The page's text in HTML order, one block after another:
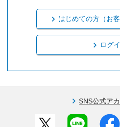
はじめての方（お客
ログ
SNS公式ア